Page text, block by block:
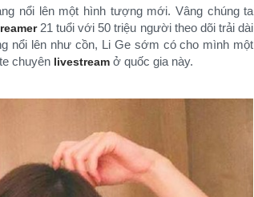
nổi lên một hình tượng mới. Vâng chúng ta
21 tuổi với 50 triệu người theo dõi trải dài
nổi lên như cồn, Li Ge sớm có cho mình một
chuyên livestream ở quốc gia này.